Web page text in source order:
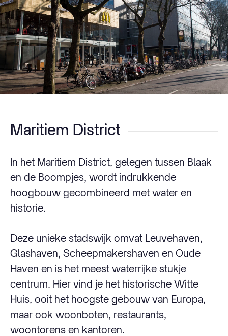
Maritiem District
In het Maritiem District, gelegen tussen Blaak
en de Boompjes, wordt indrukkende
hoogbouw gecombineerd met water en
historie.
Deze unieke stadswijk omvat Leuvehaven,
Glashaven, Scheepmakershaven en Oude
Haven en is het meest waterrijke stukje
centrum. Hier vind je het historische Witte
Huis, ooit het hoogste gebouw van Europa,
maar ook woonboten, restaurants,
woontorens en kantoren.